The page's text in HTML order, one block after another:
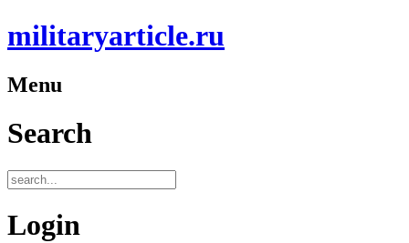
militaryarticle.ru
Menu
Search
Login